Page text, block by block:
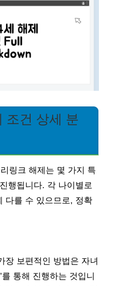
조건 상세 분
링크 해제는 몇 가지 특
행됩니다. 각 나이별로
다를 수 있으므로, 정확
장 보편적인 방법은 자녀
를 통해 진행하는 것입니